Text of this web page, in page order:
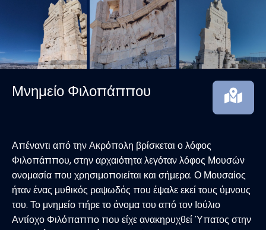
Μνημείο Φιλοπάππου
Απέναντι από την Ακρόπολη βρίσκεται ο λόφος
Φιλοπάππου, στην αρχαιότητα λεγόταν λόφος Μουσών
ονομασία που χρησιμοποιείται και σήμερα. Ο Μουσαίος
ήταν ένας μυθικός ραψωδός που έψαλε εκεί τους ύμνους
του. Το μνημείο πήρε το άνομα του από τον Ιούλιο
Αντίοχο Φιλόπαππο που είχε ανακηρυχθεί Ύπατος στην